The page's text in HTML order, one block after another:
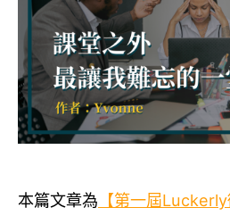
本篇文章為 【第一屆Luckerly